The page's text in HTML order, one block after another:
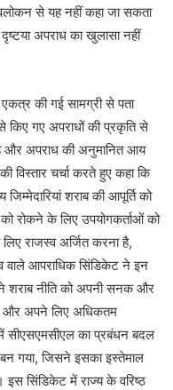
से यह नहीं कहा जा सकता
अपराध का खुलासा नहीं
की गई सामग्री से पता
किए गए अपराधों की प्रकृति से
और अपराध की अनुमानित आय
चर्चा करते हुए कहा कि
शराब की आपूर्ति को
को रोकने के लिए उपयोगकर्ताओं को
राजस्व अर्जित करना है,
आपराधिक सिंडिकेट ने इन
शराब नीति को अपनी सनक और
और अपने लिए अधिकतम
सीएसएमसीएल का प्रबंधन बदल
गया, जिसने इसका इस्तेमाल
इस सिंडिकेट में राज्य के वरिष्ठ